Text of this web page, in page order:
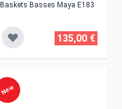
Baskets Basses Maya E183
135,00 €
New